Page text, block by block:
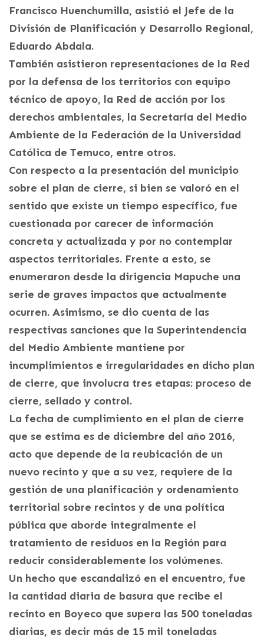
Francisco Huenchumilla, asistió el Jefe de la
División de Planificación y Desarrollo Regional,
Eduardo Abdala.
También asistieron representaciones de la Red
por la defensa de los territorios con equipo
técnico de apoyo, la Red de acción por los
derechos ambientales, la Secretaría del Medio
Ambiente de la Federación de la Universidad
Católica de Temuco, entre otros.
Con respecto a la presentación del municipio
sobre el plan de cierre, si bien se valoró en el
sentido que existe un tiempo específico, fue
cuestionada por carecer de información
concreta y actualizada y por no contemplar
aspectos territoriales. Frente a esto, se
enumeraron desde la dirigencia Mapuche una
serie de graves impactos que actualmente
ocurren. Asimismo, se dio cuenta de las
respectivas sanciones que la Superintendencia
del Medio Ambiente mantiene por
incumplimientos e irregularidades en dicho plan
de cierre, que involucra tres etapas: proceso de
cierre, sellado y control.
La fecha de cumplimiento en el plan de cierre
que se estima es de diciembre del año 2016,
acto que depende de la reubicación de un
nuevo recinto y que a su vez, requiere de la
gestión de una planificación y ordenamiento
territorial sobre recintos y de una política
pública que aborde integralmente el
tratamiento de residuos en la Región para
reducir considerablemente los volúmenes.
Un hecho que escandalizó en el encuentro, fue
la cantidad diaria de basura que recibe el
recinto en Boyeco que supera las 500 toneladas
diarias, es decir más de 15 mil toneladas